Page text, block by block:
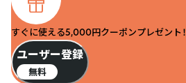
すぐに使える5,000円クーポンプレゼント！
ユーザー登録
無料